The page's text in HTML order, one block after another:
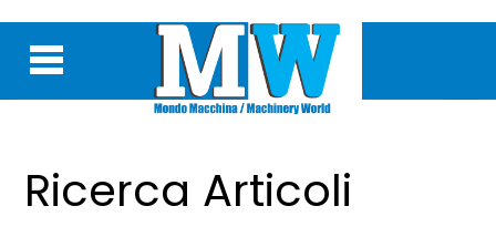
Ricerca Articoli